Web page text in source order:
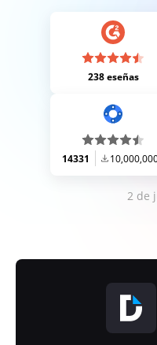
238 eseñas
14331
2 de